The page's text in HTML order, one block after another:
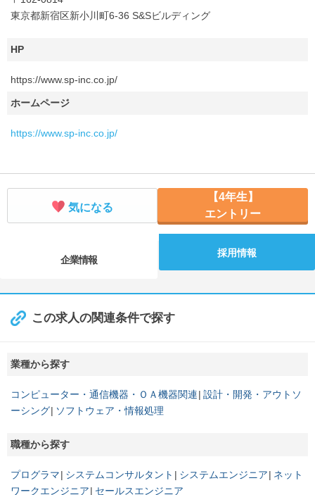
東京都新宿区新小川町6-36 S&Sビルディング
HP
https://www.sp-inc.co.jp/
ホームページ
https://www.sp-inc.co.jp/
気になる
【4年生】
エントリー
企業情報
採用情報
この求人の関連条件で探す
業種から探す
コンピューター・通信機器・ＯＡ機器関連 設計・開発・アウトソ
ーシング
ソフトウェア・情報処理
職種から探す
プログラマ システムコンサルタント システムエンジニア
ネット
ワークエンジニア
セールスエンジニア